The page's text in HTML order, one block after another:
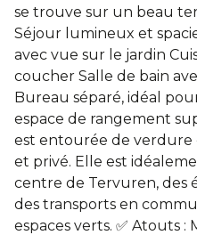
se trouve sur un beau
Séjour lumineux et
avec vue sur le jardin
coucher Salle de bain
Bureau séparé, idéal
espace de rangement
est entourée de verdure
et privé. Elle est
centre de Tervuren, des
des transports en
espaces verts. ✅ Atouts